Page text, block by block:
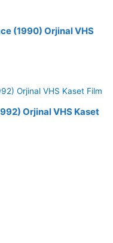
(1990) Orjinal VHS
Orjinal VHS Kaset